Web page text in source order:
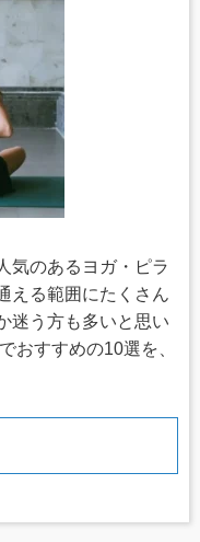
気のあるヨガ・ピラ
える範囲にたくさん
迷う方も多いと思い
おすすめの10選を、